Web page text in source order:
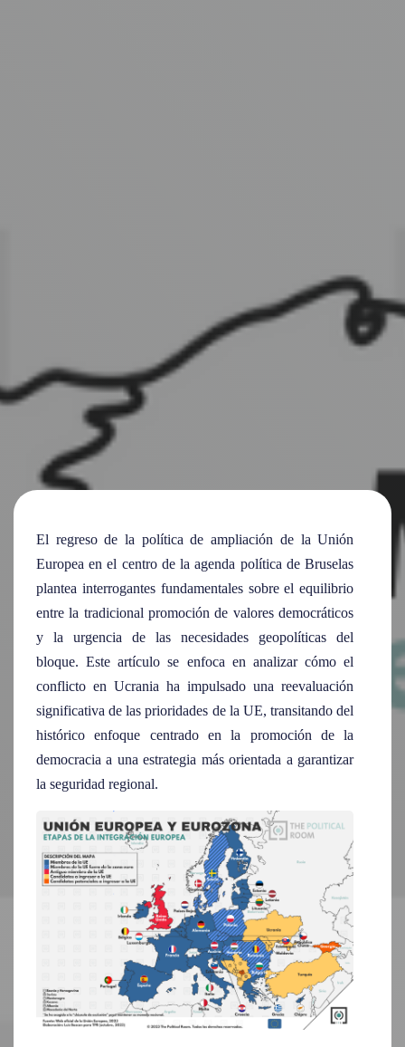
El regreso de la política de ampliación de la Unión
Europea en el centro de la agenda política de Bruselas
plantea interrogantes fundamentales sobre el equilibrio
entre la tradicional promoción de valores democráticos
y la urgencia de las necesidades geopolíticas del
bloque. Este artículo se enfoca en analizar cómo el
conflicto en Ucrania ha impulsado una reevaluación
significativa de las prioridades de la UE, transitando del
histórico enfoque centrado en la promoción de la
democracia a una estrategia más orientada a garantizar
la seguridad regional.